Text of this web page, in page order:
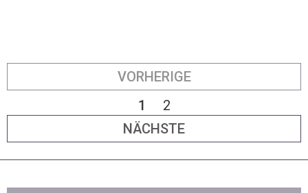
VORHERIGE
1
2
NÄCHSTE